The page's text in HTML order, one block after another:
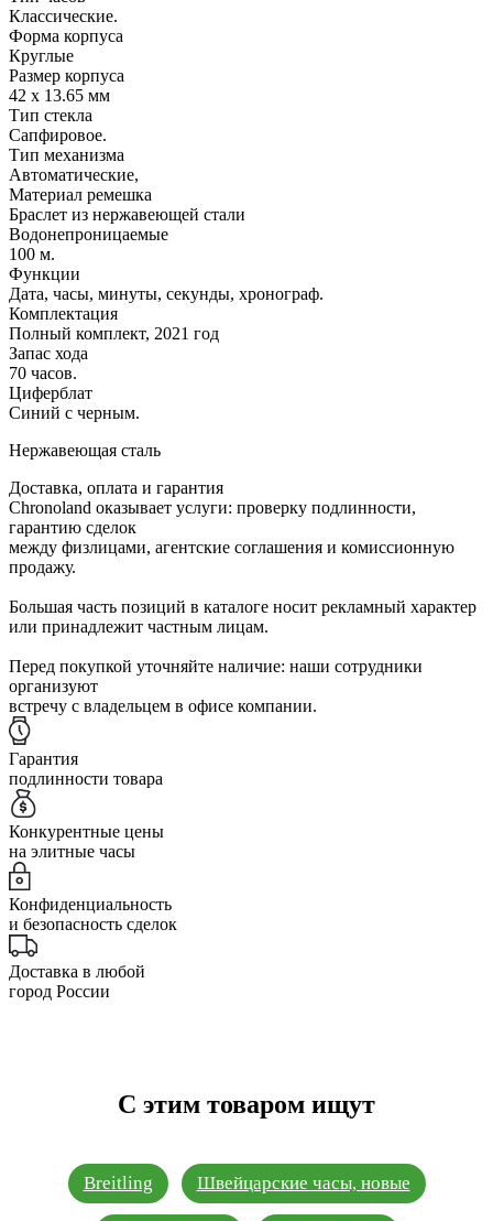
Классические.
Форма корпуса
Круглые
Размер корпуса
42 х 13.65 мм
Тип стекла
Сапфировое.
Тип механизма
Автоматические,
Материал ремешка
Браслет из нержавеющей стали
Водонепроницаемые
100 м.
Функции
Дата, часы, минуты, секунды, хронограф.
Комплектация
Полный комплект, 2021 год
Запас хода
70 часов.
Циферблат
Синий с черным.
Нержавеющая сталь
Доставка, оплата и гарантия
Chronoland оказывает услуги: проверку подлинности,
гарантию сделок
между физлицами, агентские соглашения и комиссионную
продажу.
Большая часть позиций в каталоге носит рекламный характер
или принадлежит частным лицам.
Перед покупкой уточняйте наличие: наши сотрудники
организуют
встречу с владельцем в офисе компании.
Гарантия
подлинности товара
Конкурентные цены
на элитные часы
Конфиденциальность
и безопасность сделок
Доставка в любой
город России
С этим товаром ищут
Breitling Швейцарские часы, новые